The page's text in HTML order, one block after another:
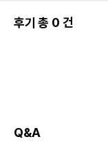
후기 총 0 건
Q&A